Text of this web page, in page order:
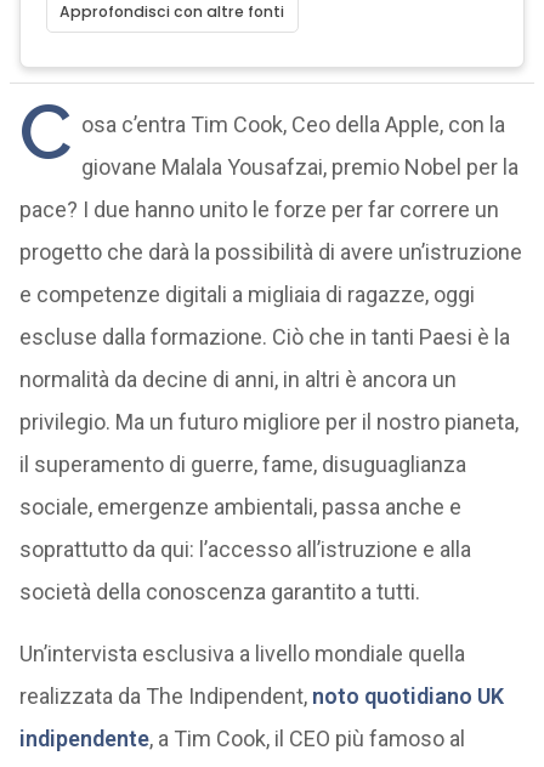
Approfondisci con altre fonti
C osa c’entra Tim Cook, Ceo della Apple, con la
giovane Malala Yousafzai, premio Nobel per la
pace? I due hanno unito le forze per far correre un
progetto che darà la possibilità di avere un’istruzione
e competenze digitali a migliaia di ragazze, oggi
escluse dalla formazione. Ciò che in tanti Paesi è la
normalità da decine di anni, in altri è ancora un
privilegio. Ma un futuro migliore per il nostro pianeta,
il superamento di guerre, fame, disuguaglianza
sociale, emergenze ambientali, passa anche e
soprattutto da qui: l’accesso all’istruzione e alla
società della conoscenza garantito a tutti.
Un’intervista esclusiva a livello mondiale quella
realizzata da The Indipendent, noto quotidiano UK
indipendente, a Tim Cook, il CEO più famoso al